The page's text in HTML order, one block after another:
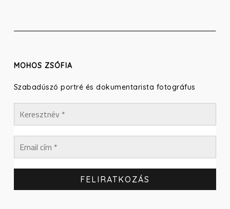
MOHOS ZSÓFIA
Szabadúszó portré és dokumentarista fotográfus